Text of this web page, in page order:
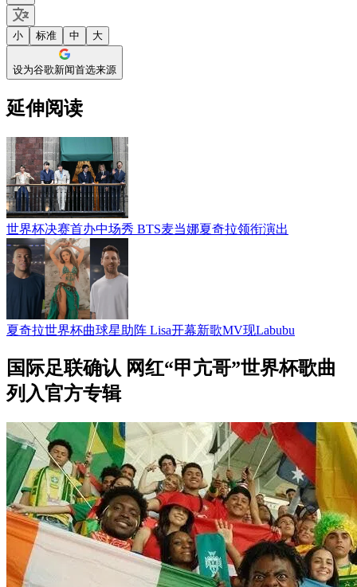
小 标准 中 大
设为谷歌新闻首选来源
延伸阅读
世界杯决赛首办中场秀 BTS麦当娜夏奇拉领衔演出
夏奇拉世界杯曲球星助阵 Lisa开幕新歌MV现Labubu
国际足联确认 网红“甲亢哥”世界杯歌曲
列入官方专辑